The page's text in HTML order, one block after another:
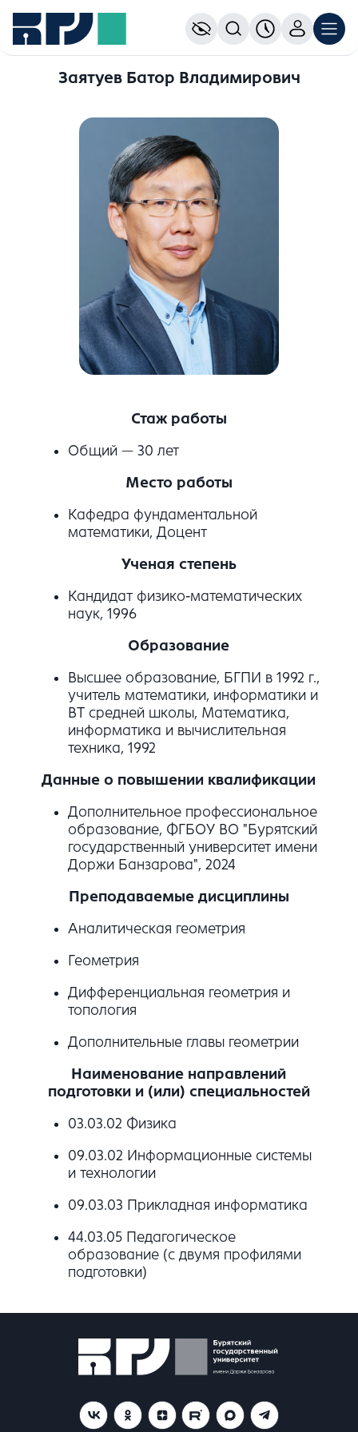
Заятуев Батор Владимирович
Стаж работы
Общий — 30 лет
Место работы
Кафедра фундаментальной
математики, Доцент
Ученая степень
Кандидат физико-математических
наук, 1996
Образование
Высшее образование, БГПИ в 1992 г.,
учитель математики, информатики и
ВТ средней школы, Математика,
информатика и вычислительная
техника, 1992
Данные о повышении квалификации
Дополнительное профессиональное
образование, ФГБОУ ВО "Бурятский
государственный университет имени
Доржи Банзарова", 2024
Преподаваемые дисциплины
Аналитическая геометрия
Геометрия
Дифференциальная геометрия и
топология
Дополнительные главы геометрии
Наименование направлений
подготовки и (или) специальностей
03.03.02 Физика
09.03.02 Информационные системы
и технологии
09.03.03 Прикладная информатика
44.03.05 Педагогическое
образование (с двумя профилями
подготовки)